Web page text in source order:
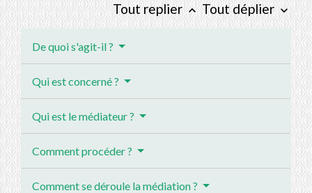
Tout replierkeyboard_arrow_up Tout déplier keyboard_arrow_down
De quoi s'agit-il ?
Qui est concerné ?
Qui est le médiateur ?
Comment procéder ?
Comment se déroule la médiation ?